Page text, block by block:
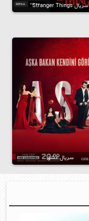
سریال Stranger Things
سریال عشق